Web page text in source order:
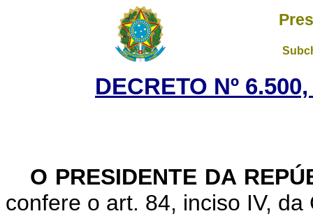
DECRETO Nº
O PRESIDENTE DA
confere o art. 84, inciso IV, da